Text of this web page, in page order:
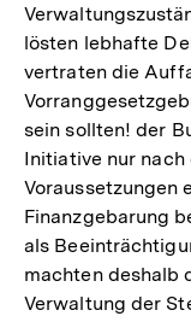
lösten lebhafte
vertraten die
sein sollten! der
Initiative nur
Voraussetzungen
Finanzgebarung
als
machten deshalb
Verwaltung der